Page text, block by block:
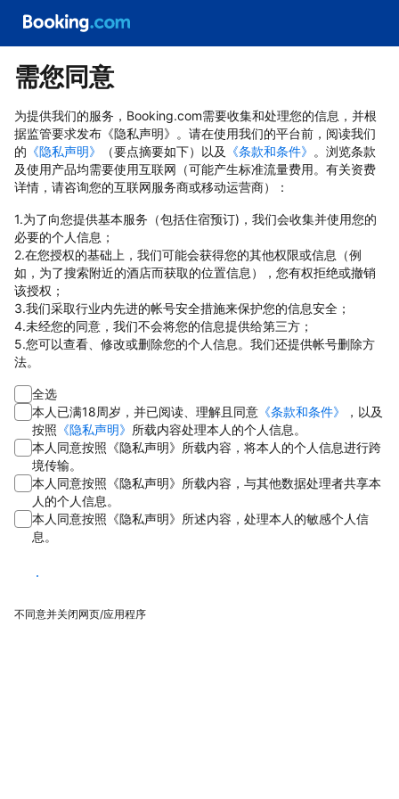
需您同意
为提供我们的服务，Booking.com需要收集和处理您的信息，并根
据监管要求发布《隐私声明》。请在使用我们的平台前，阅读我们
的 《隐私声明》 （要点摘要如下）以及 《条款和条件》 。浏览条款
及使用产品均需要使用互联网（可能产生标准流量费用。有关资费
详情，请咨询您的互联网服务商或移动运营商）：
1.为了向您提供基本服务（包括住宿预订)，我们会收集并使用您的
必要的个人信息；
2.在您授权的基础上，我们可能会获得您的其他权限或信息（例
如，为了搜索附近的酒店而获取的位置信息），您有权拒绝或撤销
该授权；
3.我们采取行业内先进的帐号安全措施来保护您的信息安全；
4.未经您的同意，我们不会将您的信息提供给第三方；
5.您可以查看、修改或删除您的个人信息。我们还提供帐号删除方
法。
全选
本人已满18周岁，并已阅读、理解且同意 《条款和条件》
，以及
按照 《隐私声明》 所载内容处理本人的个人信息。
本人同意按照《隐私声明》所载内容，将本人的个人信息进行跨
境传输。
本人同意按照《隐私声明》所载内容，与其他数据处理者共享本
人的个人信息。
本人同意按照《隐私声明》所述内容，处理本人的敏感个人信
息。
同意
不同意并关闭网页/应用程序